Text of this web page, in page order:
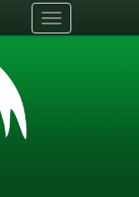
Toggle
navigation